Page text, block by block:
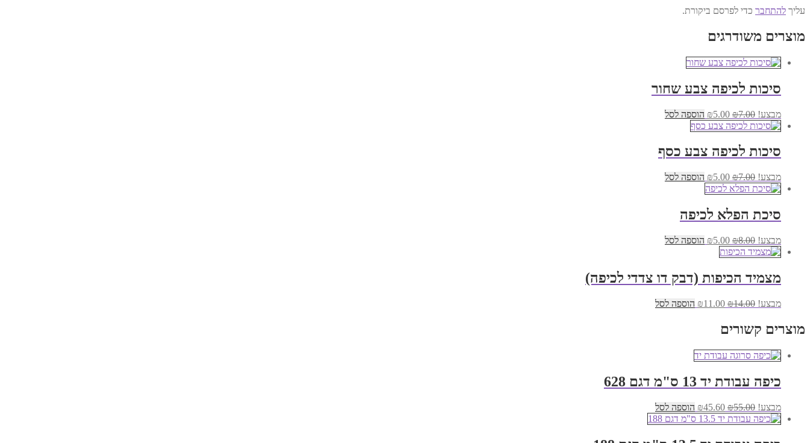
עליך להתחבר כדי לפרסם ביקורת.
מוצרים משודרגים
סיכות לכיפה צבע שחור
מבצע! ₪7.00
המחיר
המקורי
היה:
₪7.00.
₪5.00
המחיר
הנוכחי
הוא:
₪5.00.
הוספה לסל
סיכות לכיפה צבע כסף
מבצע! ₪7.00
המחיר
המקורי
היה:
₪7.00.
₪5.00
המחיר
הנוכחי
הוא:
₪5.00.
הוספה לסל
סיכת הפלא לכיפה
מבצע! ₪8.00
המחיר
המקורי
היה:
₪8.00.
₪5.00
המחיר
₪5.00.
הוספה לסל
מצמיד הכיפות (דבק דו צדדי לכיפה)
מבצע! ₪14.00
המחיר
היה:
₪14.00.
₪11.00
המחיר
הוספה לסל
מוצרים קשורים
כיפה עבודת יד 13 ס"מ דגם 628
מבצע! ₪55.00
המחיר
המקורי
היה:
₪55.00.
₪45.60
המחיר
הנוכחי
הוא:
₪45.60.
הוספה לסל